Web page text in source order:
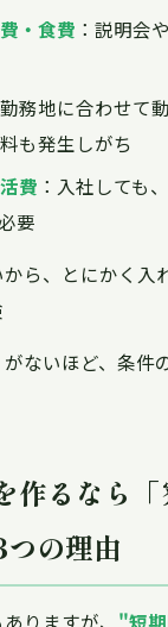
・食費 ：説明会
勤務地に合わせて
も発生しがち
費 ：入社しても
要
ら、とにかく入
がないほど、条件
作るなら
の理由
りますが、 "短